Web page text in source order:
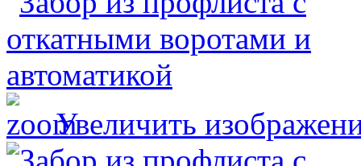
Увеличить